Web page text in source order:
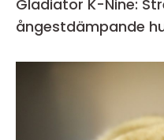
Gladiator K-Nine:
ångestdämpande